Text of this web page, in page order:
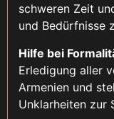
schweren Zeit
und Bedürfnisse
Hilfe bei
Erledigung aller
Armenien und
Unklarheiten zur